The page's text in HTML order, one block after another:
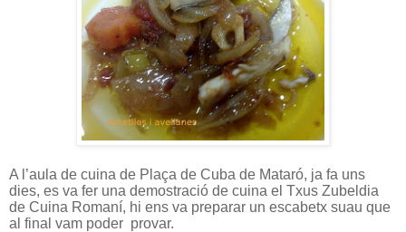
A l’aula de cuina de Plaça de Cuba de Mataró, ja fa uns
dies, es va fer una demostració de cuina el Txus Zubeldia
de Cuina Romaní, hi ens va preparar un escabetx suau que
al final vam poder provar.